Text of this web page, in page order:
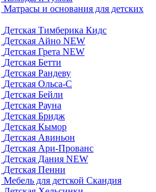
Матрасы и основания для детских
Детская Тимберика Кидс
Детская Айно NEW
Детская Грета NEW
Детская Бетти
Детская Рандеву
Детская Ольса-С
Детская Бейли
Детская Рауна
Детская Бридж
Детская Кымор
Детская Авиньон
Детская Ари-Прованс
Детская Дания NEW
Детская Пенни
Мебель для детской Скандия